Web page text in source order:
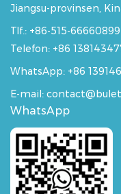
Jiangsu-provinsen,
Tlf.: +86-515-66660899
Telefon: +86
WhatsApp: +86
E-mail:
WhatsApp